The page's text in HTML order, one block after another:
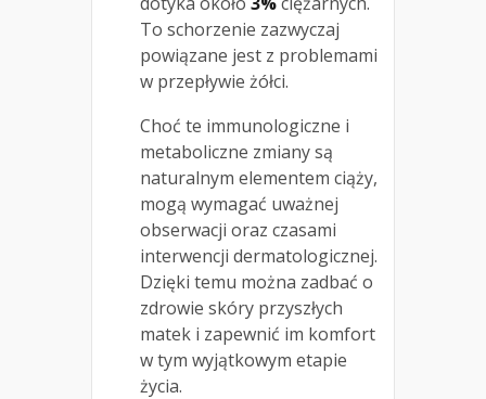
To schorzenie zazwyczaj
powiązane jest z problemami
w przepływie żółci.
Choć te immunologiczne i
metaboliczne zmiany są
naturalnym elementem ciąży,
mogą wymagać uważnej
obserwacji oraz czasami
interwencji dermatologicznej.
Dzięki temu można zadbać o
zdrowie skóry przyszłych
matek i zapewnić im komfort
w tym wyjątkowym etapie
życia.